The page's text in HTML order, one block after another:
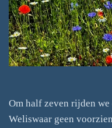
Om half zeven rijden
Weliswaar geen